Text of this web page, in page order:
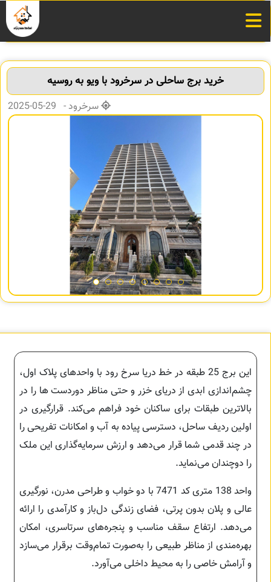
خرید برج ساحلی در سرخرود با ویو به روسیه
سرخرود - 29-05-2025
این برج 25 طبقه در خط دریا سرخ رود با واحدهای پلاک اول،
چشم‌اندازی ابدی از دریای خزر و حتی مناظر دوردست ها را در
بالاترین طبقات برای ساکنان خود فراهم می‌کند. قرارگیری در
اولین ردیف ساحل، دسترسی پیاده به آب و امکانات تفریحی را
در چند قدمی شما قرار می‌دهد و ارزش سرمایه‌گذاری این ملک
را دوچندان می‌نماید.
واحد 138 متری کد 7471 با دو خواب و طراحی مدرن، نورگیری
عالی و پلان بدون پرتی، فضای زندگی دل‌باز و کارآمدی را ارائه
می‌دهد. ارتفاع سقف مناسب و پنجره‌های سرتاسری، امکان
بهره‌مندی از مناظر طبیعی را به‌صورت تمام‌وقت برقرار می‌سازد
و آرامش خاصی را به محیط داخلی می‌آورد.